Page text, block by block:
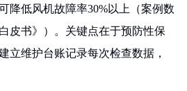
降低风机故障率30%以上（案例数
皮书》）。关键点在于预防性保
立维护台账记录每次检查数据，